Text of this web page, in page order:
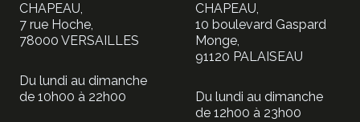
CHAPEAU,
7 rue Hoche,
78000 VERSAILLES
Du lundi au dimanche
de 10h00 à 22h00
CHAPEAU,
10 boulevard Gaspard
Monge,
91120 PALAISEAU
Du lundi au dimanche
de 12h00 à 23h00